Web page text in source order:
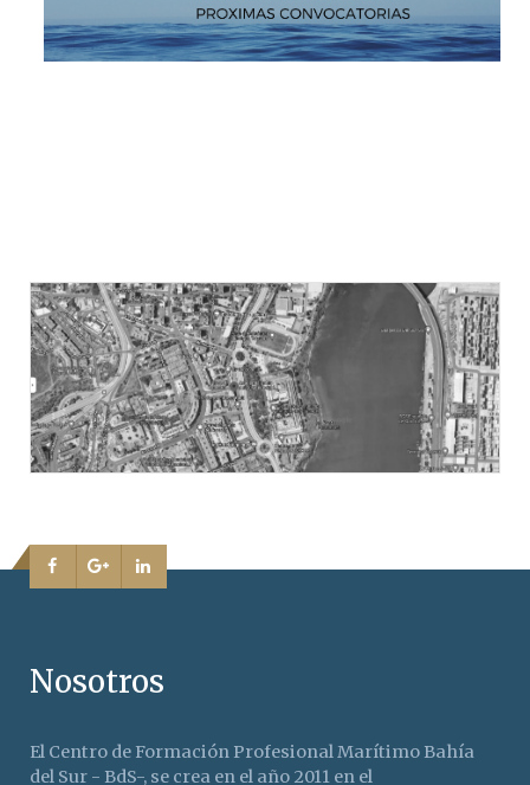
Nosotros
El Centro de Formación Profesional Marítimo Bahía
del Sur - BdS-, se crea en el año 2011 en el